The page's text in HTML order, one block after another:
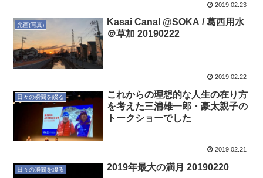
2019.02.23
光画(写真)
Kasai Canal @SOKA / 葛西用水
＠草加 20190222
2019.02.22
日々の瞬間を綴る
これからの理想的な人生の在り方
を考えた三浦雄一郎・豪太親子の
トークショーでした
2019.02.21
日々の瞬間を綴る 2019年最大の満月 20190220